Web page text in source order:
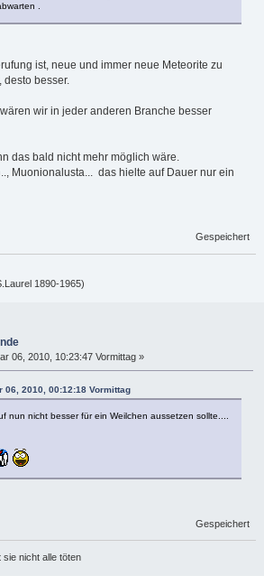
.
ist, neue und immer neue Meteorite zu
desto besser.
wir in jeder anderen Branche besser
das bald nicht mehr möglich wäre.
Muonionalusta... das hielte auf Dauer nur ein
Gespeichert
1890-1965)
06, 2010, 10:23:47 Vormittag »
06, 2010, 00:12:18 Vormittag
nun nicht besser für ein Weilchen aussetzen sollte....
Gespeichert
nicht alle töten